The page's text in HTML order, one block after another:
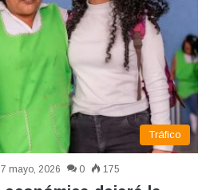
Tráfico
7 mayo, 2026 0 175